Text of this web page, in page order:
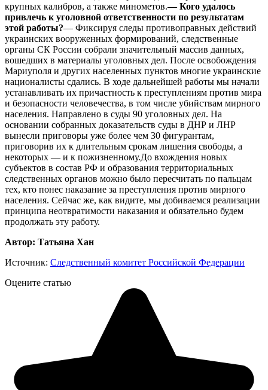
крупных калибров, а также минометов.— Кого удалось
привлечь к уголовной ответственности по результатам
этой работы?— Фиксируя следы противоправных действий
украинских вооруженных формирований, следственные
органы СК России собрали значительный массив данных,
вошедших в материалы уголовных дел. После освобождения
Мариуполя и других населенных пунктов многие украинские
националисты сдались. В ходе дальнейшей работы мы начали
устанавливать их причастность к преступлениям против мира
и безопасности человечества, в том числе убийствам мирного
населения. Направлено в суды 90 уголовных дел. На
основании собранных доказательств суды в ДНР и ЛНР
вынесли приговоры уже более чем 30 фигурантам,
приговорив их к длительным срокам лишения свободы, а
некоторых — и к пожизненному.До вхождения новых
субъектов в состав РФ и образования территориальных
следственных органов можно было пересчитать по пальцам
тех, кто понес наказание за преступления против мирного
населения. Сейчас же, как видите, мы добиваемся реализации
принципа неотвратимости наказания и обязательно будем
продолжать эту работу.
Автор: Татьяна Хан
Источник: Следственный комитет Российской Федерации
Оцените статью